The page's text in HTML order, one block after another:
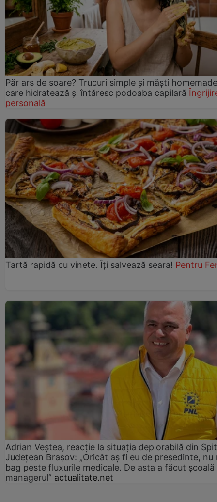
Păr ars de soare? Trucuri simple și măști homemade
care hidratează și întăresc podoaba capilară
personală
Tartă rapidă cu vinete. Îți salvează seara! Pentru
Adrian Veștea, reacție la situația deplorabilă din
Județean Brașov: „Oricât aș fi eu de președinte, nu
bag peste fluxurile medicale. De asta a făcut școală
managerul” actualitate.net